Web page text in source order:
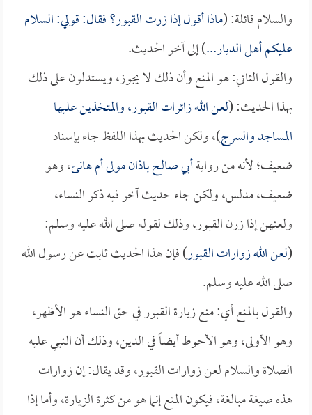
والسلام قائلة: (ماذا أقول إذا زرت القبور؟ فقال: قولي: السلام
عليكم أهل الديار...) إلى آخر الحديث.
والقول الثاني: هو المنع وأن ذلك لا يجوز، ويستدلون على ذلك
بهذا الحديث: (لعن الله زائرات القبور، والمتخذين عليها
المساجد والسرج)، ولكن الحديث بهذا اللفظ جاء بإسناد
ضعيف؛ لأنه من روايةأبي صالح باذان مولى أم هانئ، وهو
ضعيف، مدلس، ولكن جاء حديث آخر فيه ذكر النساء،
ولعنهن إذا زرن القبور، وذلك لقوله صلى الله عليه وسلم:
(لعن الله زوارات القبور) فإن هذا الحديث ثابت عن رسول الله
صلى الله عليه وسلم.
والقول بالمنع أي: منع زيارة القبور في حق النساء هو الأظهر،
وهو الأولى، وهو الأحوط أيضاً في الدين، وذلك أن النبي عليه
الصلاة والسلام لعن زوارات القبور، وقد يقال: إن زوارات
هذه صيغة مبالغة، فيكون المنع إنما هو من كثرة الزيارة، وأما إذا